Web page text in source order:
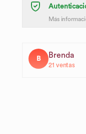
Más
B Brenda
21 ventas